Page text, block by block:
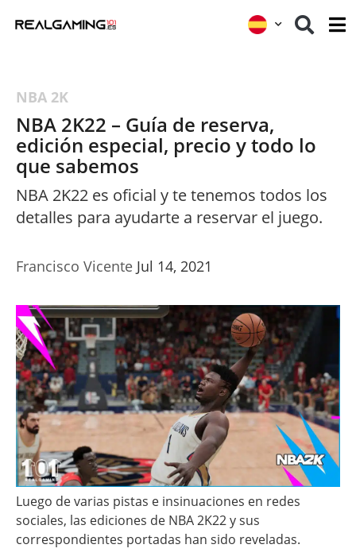
NBA 2K
NBA 2K22 – Guía de reserva,
edición especial, precio y todo lo
que sabemos
NBA 2K22 es oficial y te tenemos todos los
detalles para ayudarte a reservar el juego.
Francisco Vicente Jul 14, 2021
Luego de varias pistas e insinuaciones en redes
sociales, las ediciones de NBA 2K22 y sus
correspondientes portadas han sido reveladas.